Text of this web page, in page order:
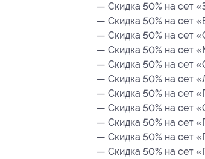
— Скидка 50% на сет
— Скидка 50% на сет
— Скидка 50% на сет
— Скидка 50% на сет
— Скидка 50% на сет
— Скидка 50% на сет
— Скидка 50% на сет
— Скидка 50% на сет
— Скидка 50% на сет
— Скидка 50% на сет
— Скидка 50% на сет